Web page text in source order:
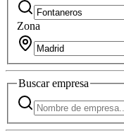
Zona
Buscarempresa